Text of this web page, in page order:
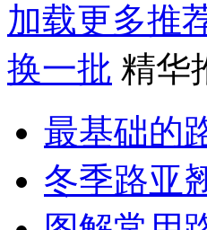
加载更多推
换一批 精华
最基础的
冬季路亚